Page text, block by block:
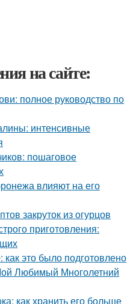
на сайте:
полное руководство по
интенсивные
пошаговое
влияют на его
закруток из огурцов
приготовления:
это было подготовлено
Любимый Многолетний
как хранить его больше